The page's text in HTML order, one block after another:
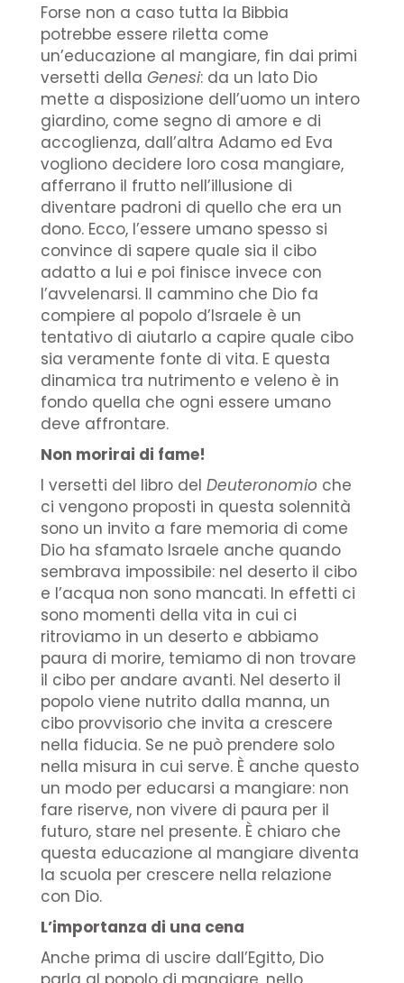
Forse non a caso tutta la Bibbia
potrebbe essere riletta come
un’educazione al mangiare, fin dai primi
versetti della Genesi: da un lato Dio
mette a disposizione dell’uomo un intero
giardino, come segno di amore e di
accoglienza, dall’altra Adamo ed Eva
vogliono decidere loro cosa mangiare,
afferrano il frutto nell’illusione di
diventare padroni di quello che era un
dono. Ecco, l’essere umano spesso si
convince di sapere quale sia il cibo
adatto a lui e poi finisce invece con
l’avvelenarsi. Il cammino che Dio fa
compiere al popolo d’Israele è un
tentativo di aiutarlo a capire quale cibo
sia veramente fonte di vita. E questa
dinamica tra nutrimento e veleno è in
fondo quella che ogni essere umano
deve affrontare.
Non morirai di fame!
I versetti del libro del Deuteronomio che
ci vengono proposti in questa solennità
sono un invito a fare memoria di come
Dio ha sfamato Israele anche quando
sembrava impossibile: nel deserto il cibo
e l’acqua non sono mancati. In effetti ci
sono momenti della vita in cui ci
ritroviamo in un deserto e abbiamo
paura di morire, temiamo di non trovare
il cibo per andare avanti. Nel deserto il
popolo viene nutrito dalla manna, un
cibo provvisorio che invita a crescere
nella fiducia. Se ne può prendere solo
nella misura in cui serve. È anche questo
un modo per educarsi a mangiare: non
fare riserve, non vivere di paura per il
futuro, stare nel presente. È chiaro che
questa educazione al mangiare diventa
la scuola per crescere nella relazione
con Dio.
L’importanza di una cena
Anche prima di uscire dall’Egitto, Dio